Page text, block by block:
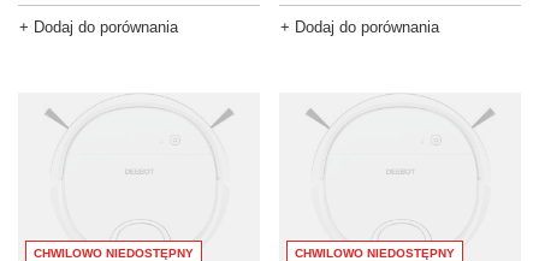
+ Dodaj do porównania + Dodaj do porównania
CHWILOWO NIEDOSTĘPNY CHWILOWO NIEDOSTĘPNY